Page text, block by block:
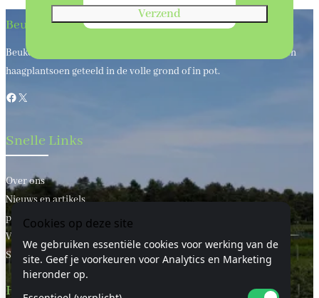
Verzend
Beukenhaagkwekerij
Beukenhaagkwekerij al meer dan 50 jaar uw leverancier van bos en
haagplantsoen geteeld in de volle grond of in pot.
Facebook
X
Snelle Links
Over ons
Nieuws en artikels
privacy statement
Voorwaarden
Sitemap
Handige Links
Cookies op deze site
We gebruiken essentiële cookies voor werking van de
site. Geef je voorkeuren voor Analytics en Marketing
hieronder op.